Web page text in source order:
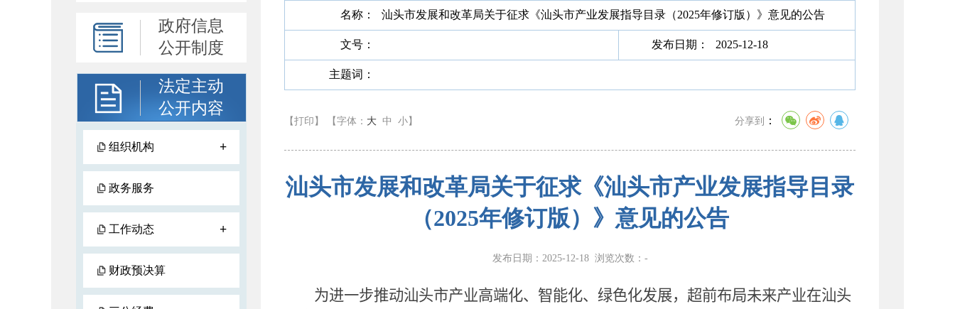
政府信息
公开制度
法定主动
公开内容
组织机构 +
政务服务
工作动态 +
财政预决算
名称： 汕头市发展和改革局关于征求《汕头市产业发展指导目录（2025年修订版）》意见的公告
文号： 发布日期： 2025-12-18
主题词：
【打印】 【字体： 大 中 小 】 分享到 ：
汕头市发展和改革局关于征求《汕头市产业发展指导目录
（2025年修订版）》意见的公告
发布日期：2025-12-18 浏览次数： -
为进一步推动汕头市产业高端化、智能化、绿色化发展，超前布局未来产业在汕头